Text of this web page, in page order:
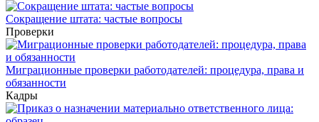
Сокращение штата: частые вопросы
Проверки
Миграционные проверки работодателей: процедура, права и
обязанности
Кадры